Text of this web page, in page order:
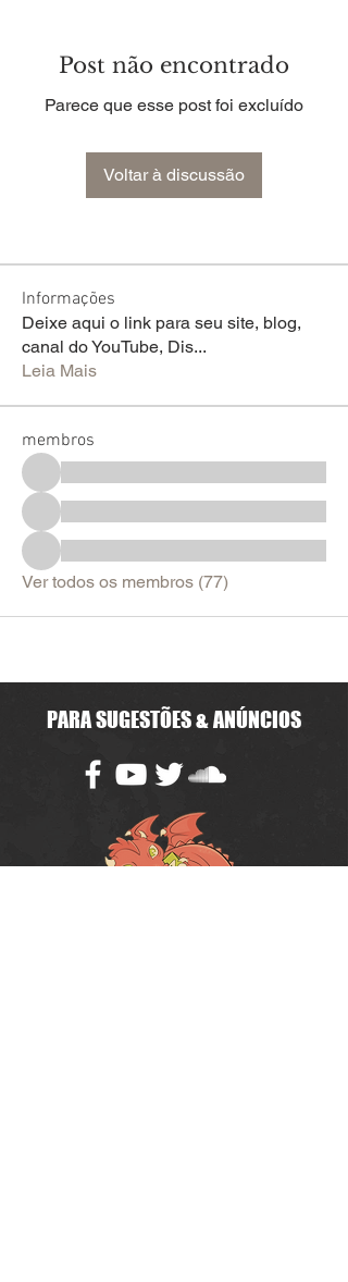
Post não encontrado
Parece que esse post foi excluído
Voltar à discussão
Informações
Deixe aqui o link para seu site, blog,
canal do YouTube, Dis...
Leia Mais
membros
Ver todos os membros (77)
PARA SUGESTÕES & ANÚNCIOS